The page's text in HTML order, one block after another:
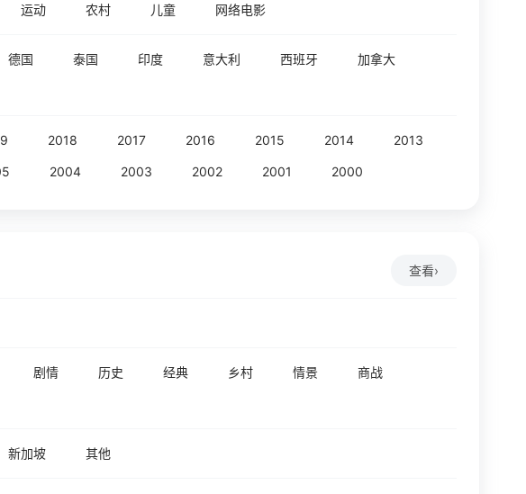
运动 农村 儿童 网络电影
德国 泰国 印度 意大利 西班牙 加拿大
2018 2017 2016 2015 2014 2013
2004 2003 2002 2001 2000
查看›
剧情 历史 经典 乡村 情景 商战
新加坡 其他